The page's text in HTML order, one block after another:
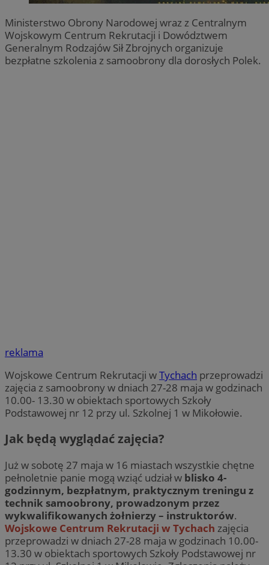
Ministerstwo Obrony Narodowej wraz z Centralnym
Wojskowym Centrum Rekrutacji i Dowództwem
Generalnym Rodzajów Sił Zbrojnych organizuje
bezpłatne szkolenia z samoobrony dla dorosłych Polek.
reklama
Wojskowe Centrum Rekrutacji wTychach przeprowadzi
zajęcia z samoobrony w dniach 27-28 maja w godzinach
10.00- 13.30 w obiektach sportowych Szkoły
Podstawowej nr 12 przy ul. Szkolnej 1 w Mikołowie.
Jak będą wyglądać zajęcia?
Już w sobotę 27 maja w 16 miastach wszystkie chętne
pełnoletnie panie mogą wziąć udział w blisko 4-
godzinnym, bezpłatnym, praktycznym treningu z
technik samoobrony, prowadzonym przez
wykwalifikowanych żołnierzy – instruktorów.
Wojskowe Centrum Rekrutacji w Tychach zajęcia
przeprowadzi w dniach 27-28 maja w godzinach 10.00-
13.30 w obiektach sportowych Szkoły Podstawowej nr